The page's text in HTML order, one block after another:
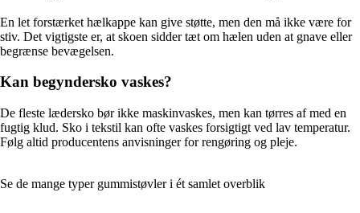
En let forstærket hælkappe kan give støtte, men den må ikke være for
stiv. Det vigtigste er, at skoen sidder tæt om hælen uden at gnave eller
begrænse bevægelsen.
Kan begyndersko vaskes?
De fleste lædersko bør ikke maskinvaskes, men kan tørres af med en
fugtig klud. Sko i tekstil kan ofte vaskes forsigtigt ved lav temperatur.
Følg altid producentens anvisninger for rengøring og pleje.
Se de mange typer gummistøvler i ét samlet overblik